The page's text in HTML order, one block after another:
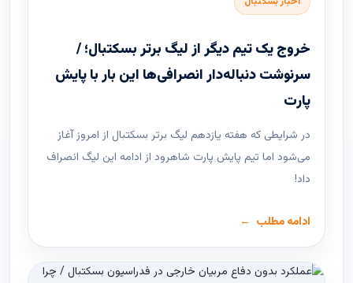
خروج یک تیم دیگر از لیگ برتر بسکتبال؛ /
سرنوشت دنباله‌دار انصرافی‌ها این بار با پایش
پارت
در شرایطی که هفته یازدهم لیگ ‌برتر بسکتبال از امروز آغاز
می‌شود اما تیم پایش پارت شاهرود از ادامه این لیگ انصراف
داد!
ادامه مطلب